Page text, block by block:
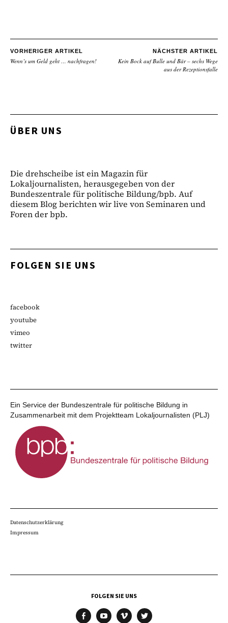
VORHERIGER ARTIKEL
Wenn’s um Geld geht … nachfragen!
NÄCHSTER ARTIKEL
Kein Bock auf Bulle und Bär – sechs Wege
aus der Rezeptionsfalle
ÜBER UNS
Die drehscheibe ist ein Magazin für
Lokaljournalisten, herausgegeben von der
Bundeszentrale für politische Bildung/bpb. Auf
diesem Blog berichten wir live von Seminaren und
Foren der bpb.
FOLGEN SIE UNS
facebook
youtube
vimeo
twitter
Ein Service der Bundeszentrale für politische Bildung in
Zusammenarbeit mit dem Projektteam Lokaljournalisten (PLJ)
Datenschutzerklärung
Impressum
FOLGEN SIE UNS